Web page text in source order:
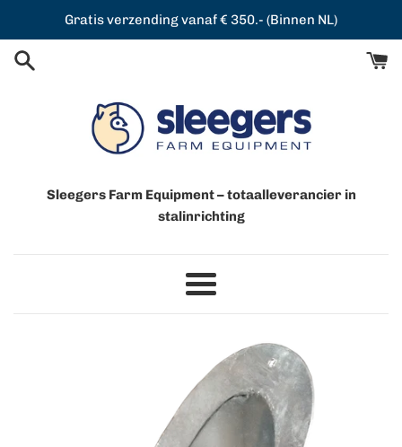
de
content
Gratis verzending vanaf € 350.- (Binnen NL)
Sleegers Farm Equipment – totaalleverancier in
stalinrichting
Menu